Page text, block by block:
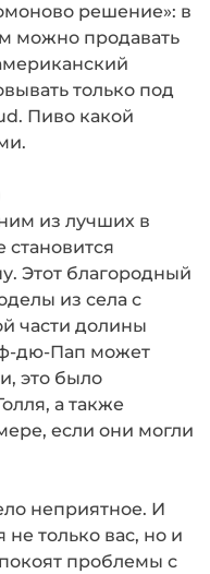
решение»: в
можно продавать
только под
Пиво какой
из лучших в
Этот благородный
из села с
части долины
дю-Пап может
это было
а также
если они могли
неприятное. И
не только вас, но и
проблемы с